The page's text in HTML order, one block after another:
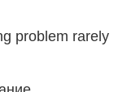
problem rarely